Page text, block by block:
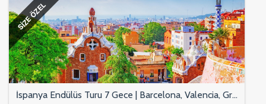
SİZE ÖZEL
İspanya Endülüs Turu 7 Gece | Barcelona, Valencia, Granada, Sevilla & Madrid - Pegasus ile